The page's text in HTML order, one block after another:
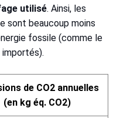
utilisé. Ainsi, les
sont beaucoup moins
fossile (comme le
importés).
de CO2 annuelles
(en kg éq. CO2)